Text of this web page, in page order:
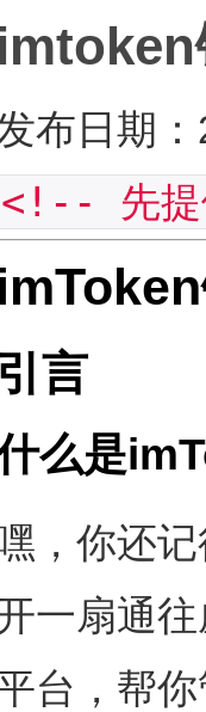
imtoken
布日期
<!-- 先提
引言
么是
，你还
一扇通
台，帮